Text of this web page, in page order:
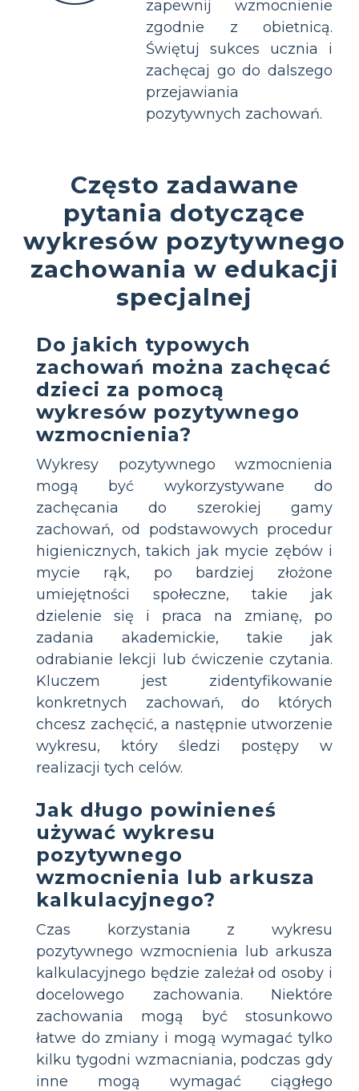
zapewnij wzmocnienie
zgodnie z obietnicą.
Świętuj sukces ucznia i
zachęcaj go do dalszego
przejawiania
pozytywnych zachowań.
Często zadawane
pytania dotyczące
wykresów pozytywnego
zachowania w edukacji
specjalnej
Do jakich typowych
zachowań można zachęcać
dzieci za pomocą
wykresów pozytywnego
wzmocnienia?
Wykresy pozytywnego wzmocnienia
mogą być wykorzystywane do
zachęcania do szerokiej gamy
zachowań, od podstawowych procedur
higienicznych, takich jak mycie zębów i
mycie rąk, po bardziej złożone
umiejętności społeczne, takie jak
dzielenie się i praca na zmianę, po
zadania akademickie, takie jak
odrabianie lekcji lub ćwiczenie czytania.
Kluczem jest zidentyfikowanie
konkretnych zachowań, do których
chcesz zachęcić, a następnie utworzenie
wykresu, który śledzi postępy w
realizacji tych celów.
Jak długo powinieneś
używać wykresu
pozytywnego
wzmocnienia lub arkusza
kalkulacyjnego?
Czas korzystania z wykresu
pozytywnego wzmocnienia lub arkusza
kalkulacyjnego będzie zależał od osoby i
docelowego zachowania. Niektóre
zachowania mogą być stosunkowo
łatwe do zmiany i mogą wymagać tylko
kilku tygodni wzmacniania, podczas gdy
inne mogą wymagać ciągłego